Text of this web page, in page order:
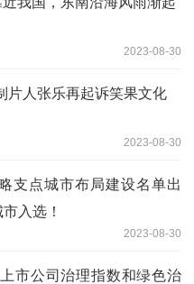
2023-08-30
片人张乐再起诉笑果文化
2023-08-30
支点城市布局建设名单出
入选！
2023-08-30
市公司治理指数和绿色治